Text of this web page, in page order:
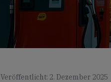
Veröffentlicht: 2. Dezember 2025